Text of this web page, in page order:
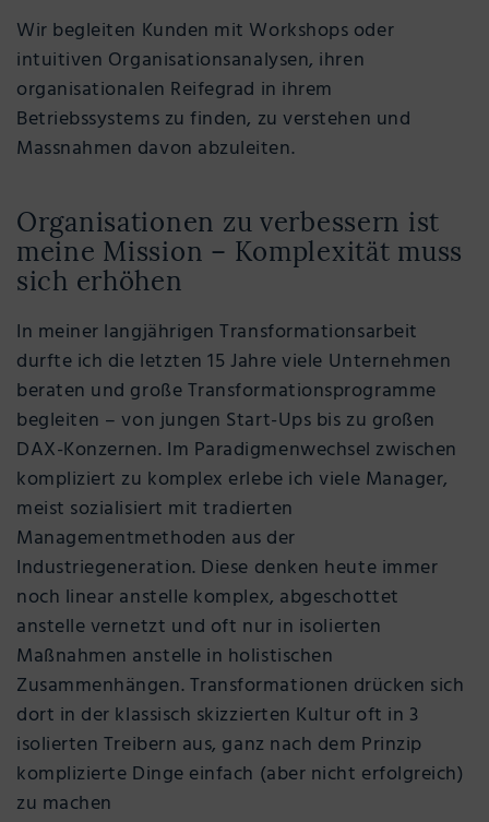
Wir begleiten Kunden mit Workshops oder
intuitiven Organisationsanalysen, ihren
organisationalen Reifegrad in ihrem
Betriebssystems zu finden, zu verstehen und
Massnahmen davon abzuleiten.
Organisationen zu verbessern ist
meine Mission – Komplexität muss
sich erhöhen
In meiner langjährigen Transformationsarbeit
durfte ich die letzten 15 Jahre viele Unternehmen
beraten und große Transformationsprogramme
begleiten – von jungen Start-Ups bis zu großen
DAX-Konzernen. Im Paradigmenwechsel zwischen
kompliziert zu komplex erlebe ich viele Manager,
meist sozialisiert mit tradierten
Managementmethoden aus der
Industriegeneration. Diese denken heute immer
noch linear anstelle komplex, abgeschottet
anstelle vernetzt und oft nur in isolierten
Maßnahmen anstelle in holistischen
Zusammenhängen. Transformationen drücken sich
dort in der klassisch skizzierten Kultur oft in 3
isolierten Treibern aus, ganz nach dem Prinzip
komplizierte Dinge einfach (aber nicht erfolgreich)
zu machen